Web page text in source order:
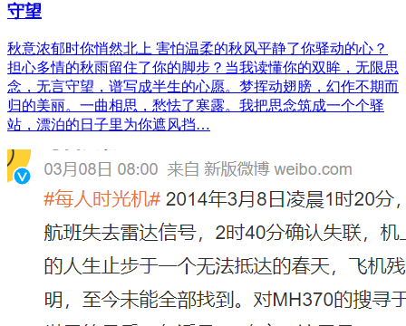
守望
秋意浓郁时你悄然北上 害怕温柔的秋风平静了你驿动的心？
担心多情的秋雨留住了你的脚步？当我读懂你的双眸，无限思
念，无言守望，谱写成半生的心愿。梦挥动翅膀，幻作不期而
归的美丽。一曲相思，愁怯了寒露。我把思念筑成一个个驿
站，漂泊的日子里为你遮风挡…